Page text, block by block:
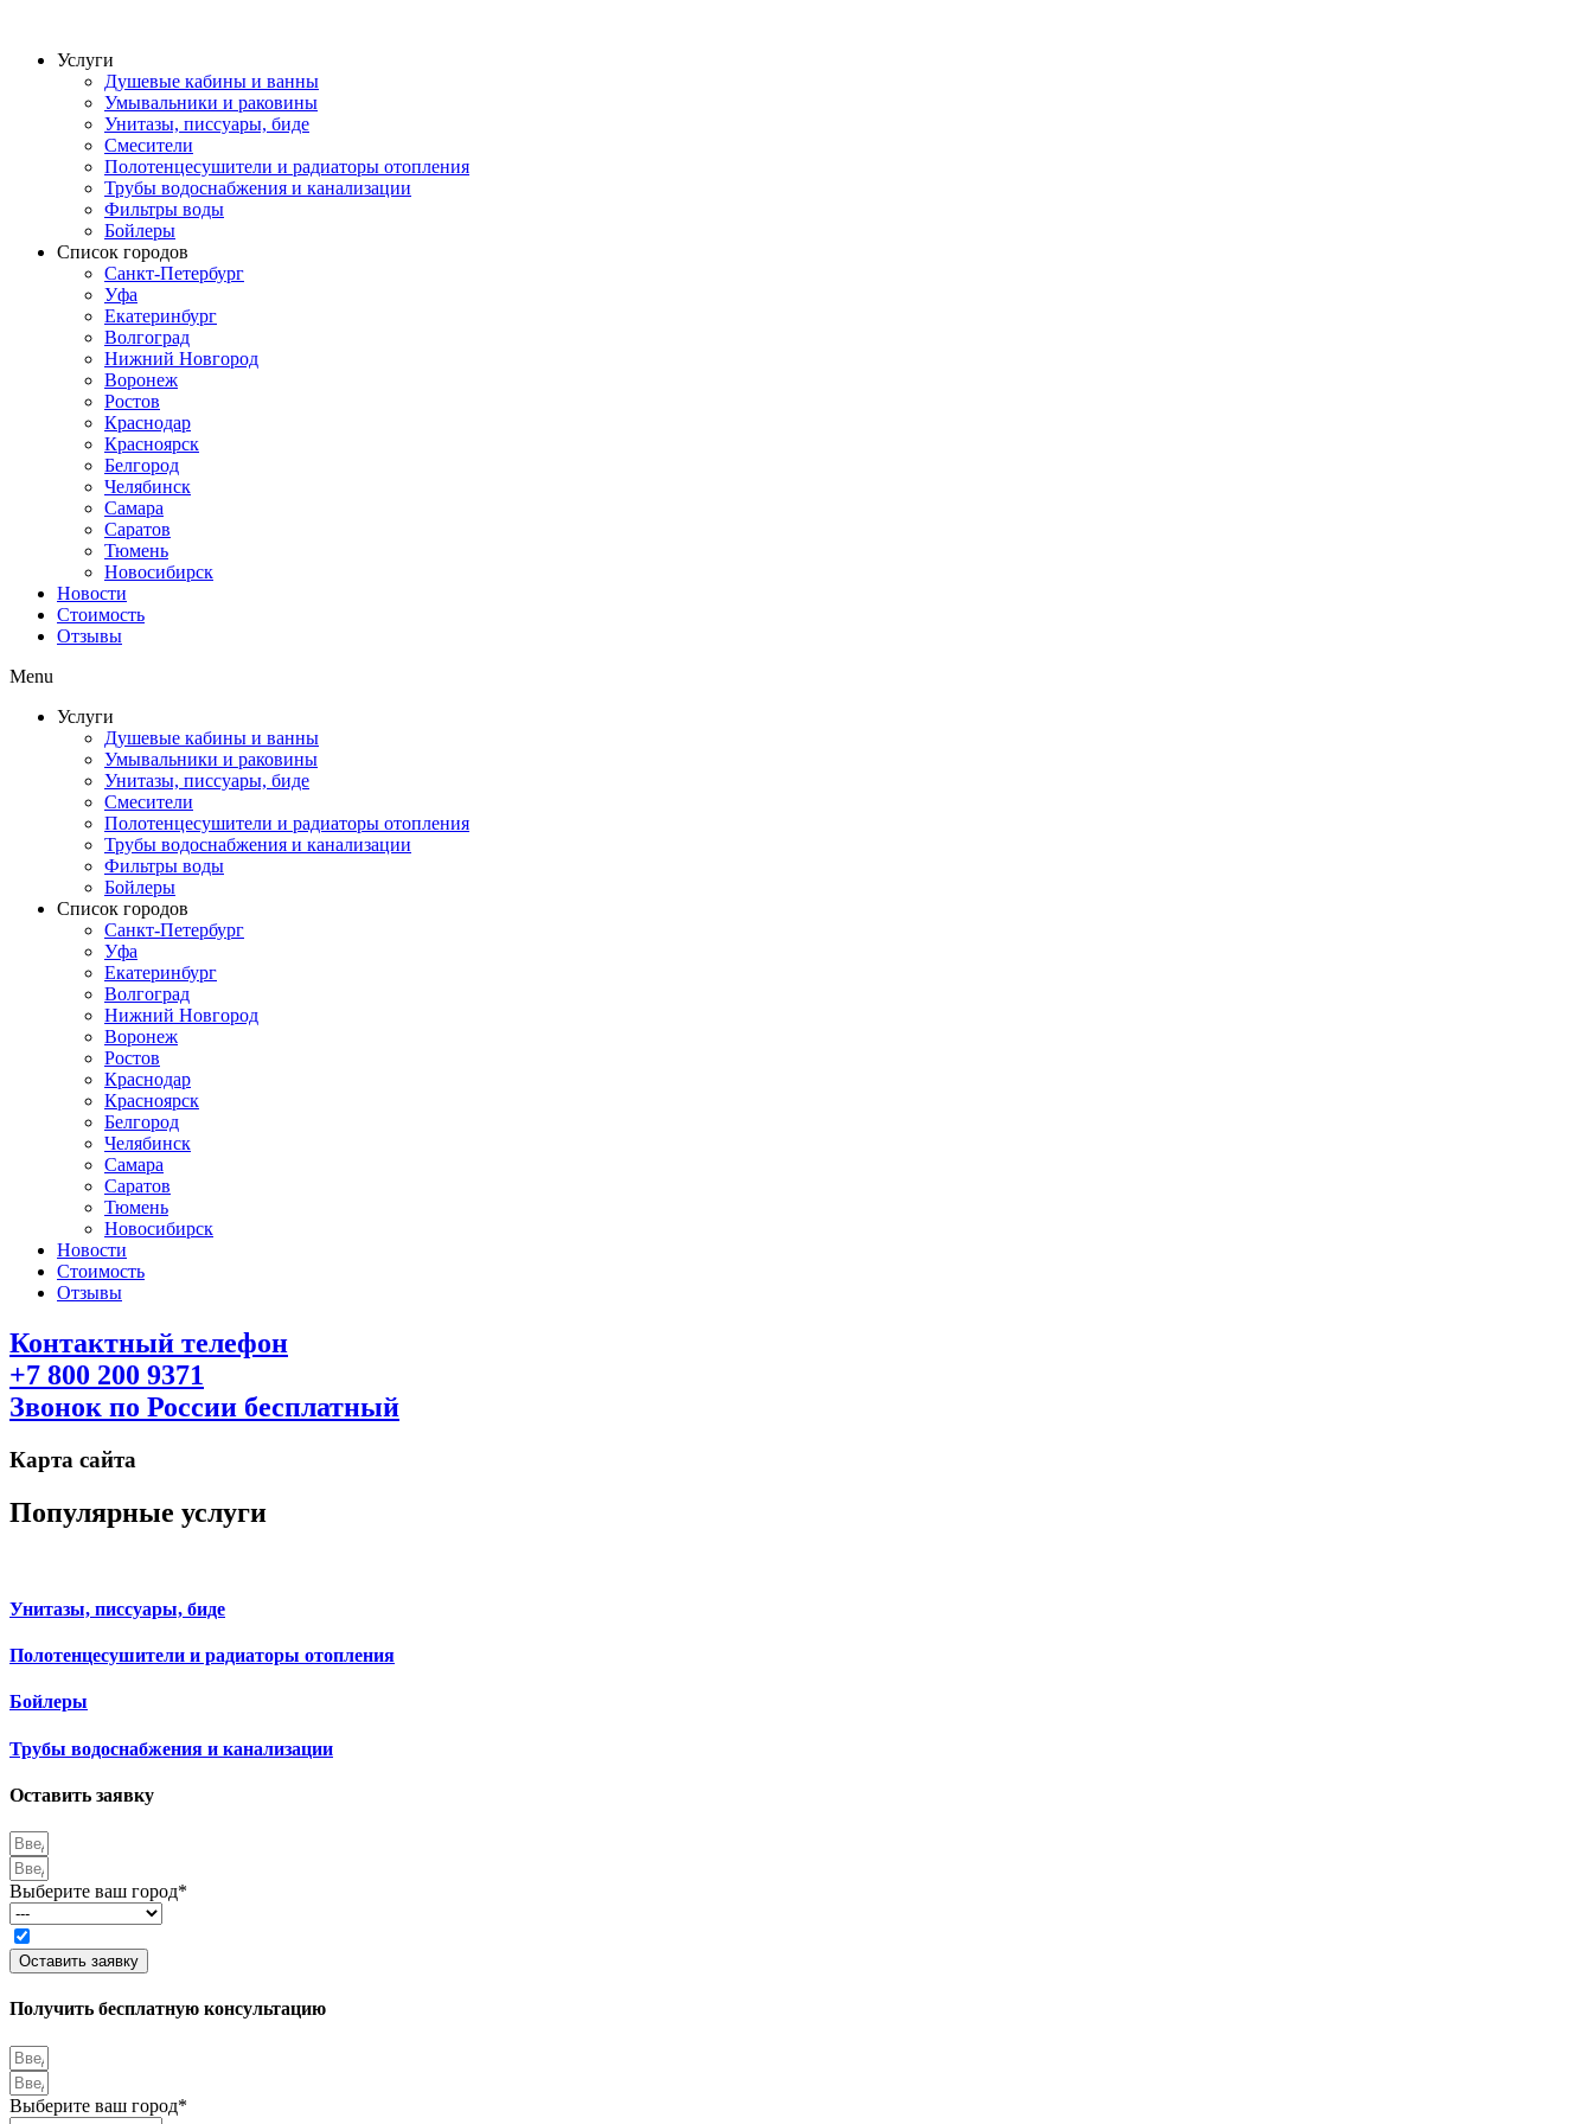
Услуги
Душевые кабины и ванны
Умывальники и раковины
Унитазы, писсуары, биде
Смесители
Полотенцесушители и радиаторы отопления
Трубы водоснабжения и канализации
Фильтры воды
Бойлеры
Список городов
Санкт-Петербург
Уфа
Екатеринбург
Волгоград
Нижний Новгород
Воронеж
Ростов
Краснодар
Красноярск
Белгород
Челябинск
Самара
Саратов
Тюмень
Новосибирск
Новости
Стоимость
Отзывы
Menu
Услуги
Душевые кабины и ванны
Умывальники и раковины
Унитазы, писсуары, биде
Смесители
Полотенцесушители и радиаторы отопления
Трубы водоснабжения и канализации
Фильтры воды
Бойлеры
Список городов
Санкт-Петербург
Уфа
Екатеринбург
Волгоград
Нижний Новгород
Воронеж
Ростов
Краснодар
Красноярск
Белгород
Челябинск
Самара
Саратов
Тюмень
Новосибирск
Новости
Стоимость
Отзывы
Контактный телефон
+7 800 200 9371
Звонок по России бесплатный
Карта сайта
Популярные услуги
Унитазы, писсуары, биде
Полотенцесушители и радиаторы отопления
Бойлеры
Трубы водоснабжения и канализации
Оставить заявку
Выберите ваш город*
Оставить заявку
Получить бесплатную консультацию
Выберите ваш город*